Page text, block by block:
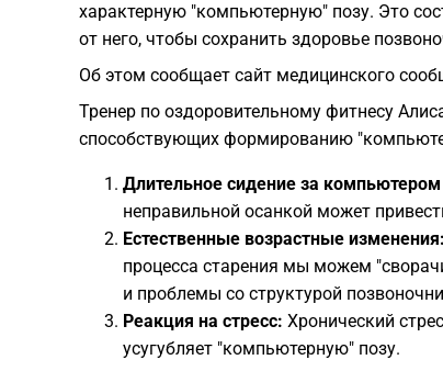
характерную "компьютерную" позу. Это
от него, чтобы сохранить здоровье
Об этом сообщает сайт медицинского
Тренер по оздоровительному фитнесу
способствующих формированию
Длительное сидение за компьютером
неправильной осанкой может
Естественные возрастные изменения:
процесса старения мы можем
и проблемы со структурой
Реакция на стресс: Хронический
усугубляет "компьютерную" позу.